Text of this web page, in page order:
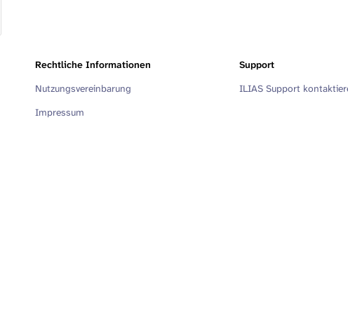
Rechtliche Informationen
Nutzungsvereinbarung
Impressum
Support
ILIAS Support